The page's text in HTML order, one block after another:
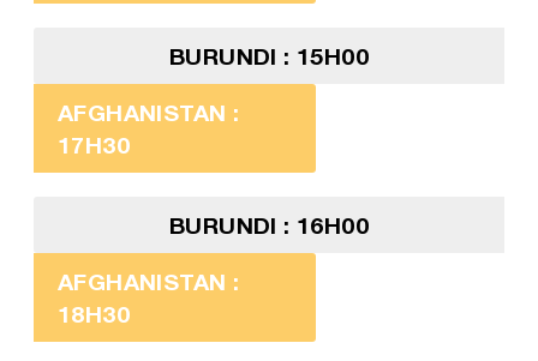
BURUNDI : 15H00
AFGHANISTAN :
17H30
BURUNDI : 16H00
AFGHANISTAN :
18H30